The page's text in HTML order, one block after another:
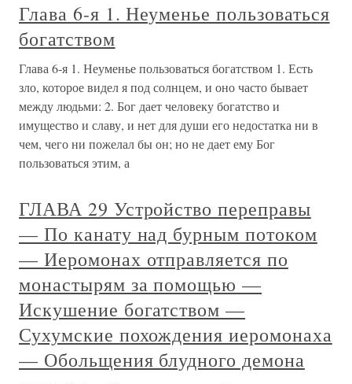
Глава 6-я 1. Неуменье пользоваться
богатством
Глава 6-я 1. Неуменье пользоваться богатством 1. Есть
зло, которое видел я под солнцем, и оно часто бывает
между людьми: 2. Бог дает человеку богатство и
имущество и славу, и нет для души его недостатка ни в
чем, чего ни пожелал бы он; но не дает ему Бог
пользоваться этим, а
ГЛАВА 29 Устройство переправы
— По канату над бурным потоком
— Иеромонах отправляется по
монастырям за помощью —
Искушение богатством —
Сухумские похождения иеромонаха
— Обольщения блудного демона